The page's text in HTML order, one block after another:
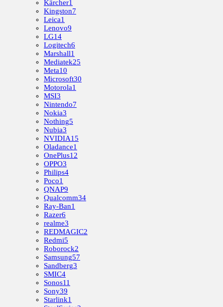
Kärcher1
Kingston7
Leica1
Lenovo9
LG14
Logitech6
Marshall1
Mediatek25
Meta10
Microsoft30
Motorola1
MSI3
Nintendo7
Nokia3
Nothing5
Nubia3
NVIDIA15
Oladance1
OnePlus12
OPPO3
Philips4
Poco1
QNAP9
Qualcomm34
Ray-Ban1
Razer6
realme3
REDMAGIC2
Redmi5
Roborock2
Samsung57
Sandberg3
SMIC4
Sonos11
Sony39
Starlink1